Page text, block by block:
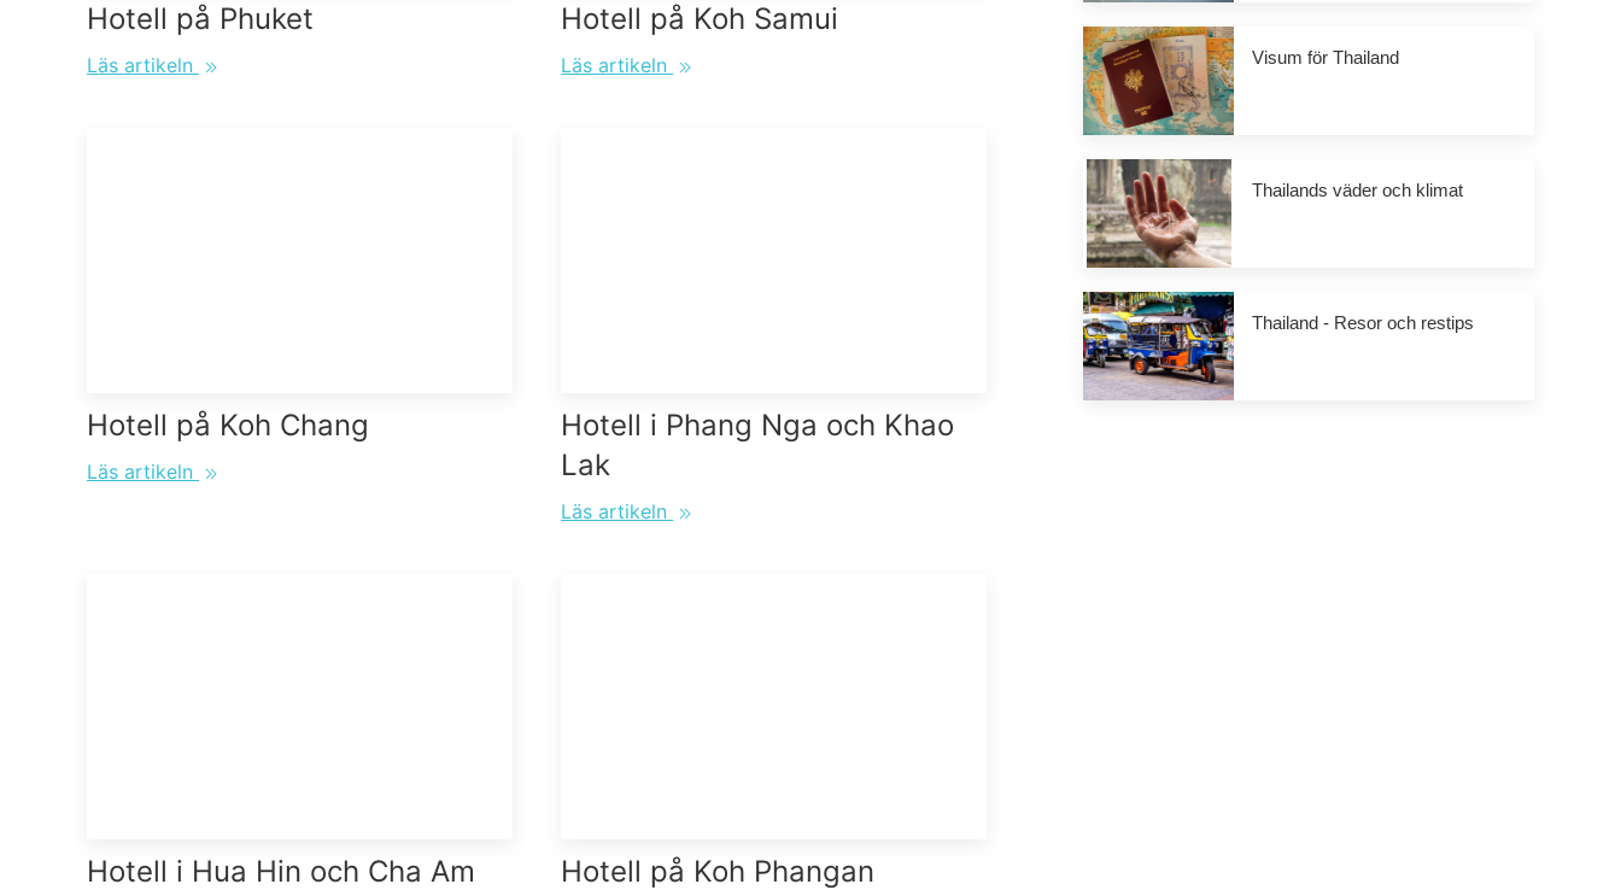
Hotell på Phuket
Läs artikeln
Hotell på Koh Samui
Läs artikeln
Hotell på Koh Chang
Läs artikeln
Hotell i Phang Nga och Khao
Lak
Läs artikeln
Hotell i Hua Hin och Cha Am Hotell på Koh Phangan
Visum för Thailand
Thailands väder och klimat
Thailand - Resor och restips